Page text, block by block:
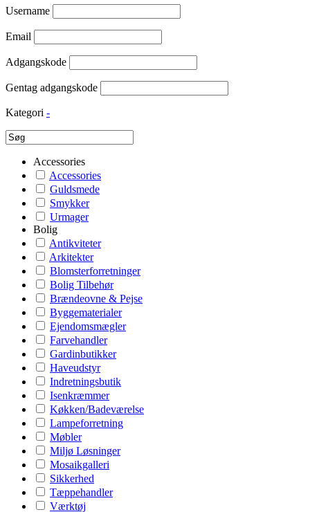
Username
Email
Adgangskode
Gentag adgangskode
Kategori -
Accessories
Accessories
Guldsmede
Smykker
Urmager
Bolig
Antikviteter
Arkitekter
Blomsterforretninger
Bolig Tilbehør
Brændeovne & Pejse
Byggematerialer
Ejendomsmægler
Farvehandler
Gardinbutikker
Haveudstyr
Indretningsbutik
Isenkræmmer
Køkken/Badeværelse
Lampeforretning
Møbler
Miljø Løsninger
Mosaikgalleri
Sikkerhed
Tæppehandler
Værktøj